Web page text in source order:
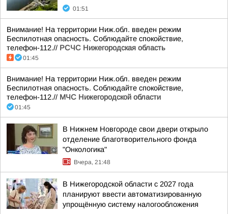
01:51
Внимание! На территории Ниж.обл. введен режим
Беспилотная опасность. Соблюдайте спокойствие,
телефон-112.// РСЧС Нижегородская область
01:45
Внимание! На территории Ниж.обл. введен режим
Беспилотная опасность. Соблюдайте спокойствие,
телефон-112.// МЧС Нижегородской области
01:45
В Нижнем Новгороде свои двери открыло
отделение благотворительного фонда
"Онкологика"
Вчера, 21:48
В Нижегородской области с 2027 года
планируют ввести автоматизированную
упрощённую систему налогообложения